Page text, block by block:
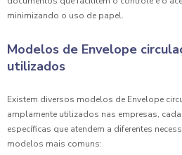
minimizando o uso de papel.
Modelos de Envelope
utilizados
Existem diversos modelos de Envelope
amplamente utilizados nas empresas,
específicas que atendem a diferentes
modelos mais comuns: